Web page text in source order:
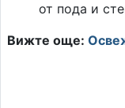
от пода и
Вижте още: